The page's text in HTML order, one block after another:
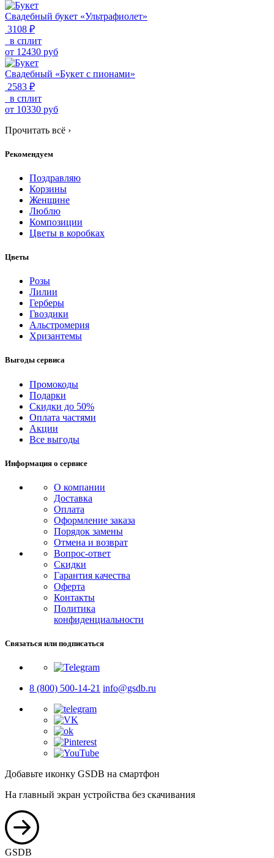
Свадебный букет «Ультрафиолет»
3108 ₽
в сплит
от 12430 руб
Свадебный «Букет с пионами»
2583 ₽
в сплит
от 10330 руб
Прочитать всё ›
Рекомендуем
Поздравляю
Корзины
Женщине
Люблю
Композиции
Цветы в коробках
Цветы
Розы
Лилии
Герберы
Гвоздики
Альстромерия
Хризантемы
Выгоды сервиса
Промокоды
Подарки
Скидки до 50%
Оплата частями
Акции
Все выгоды
Информация о сервисе
О компании
Доставка
Оплата
Оформление заказа
Порядок замены
Отмена и возврат
Вопрос-ответ
Скидки
Гарантия качества
Оферта
Контакты
Политика
конфиденциальности
Связаться или подписаться
8 (800) 500-14-21 info@gsdb.ru
Добавьте иконку GSDB на смартфон
На главный экран устройства без скачивания
GSDB